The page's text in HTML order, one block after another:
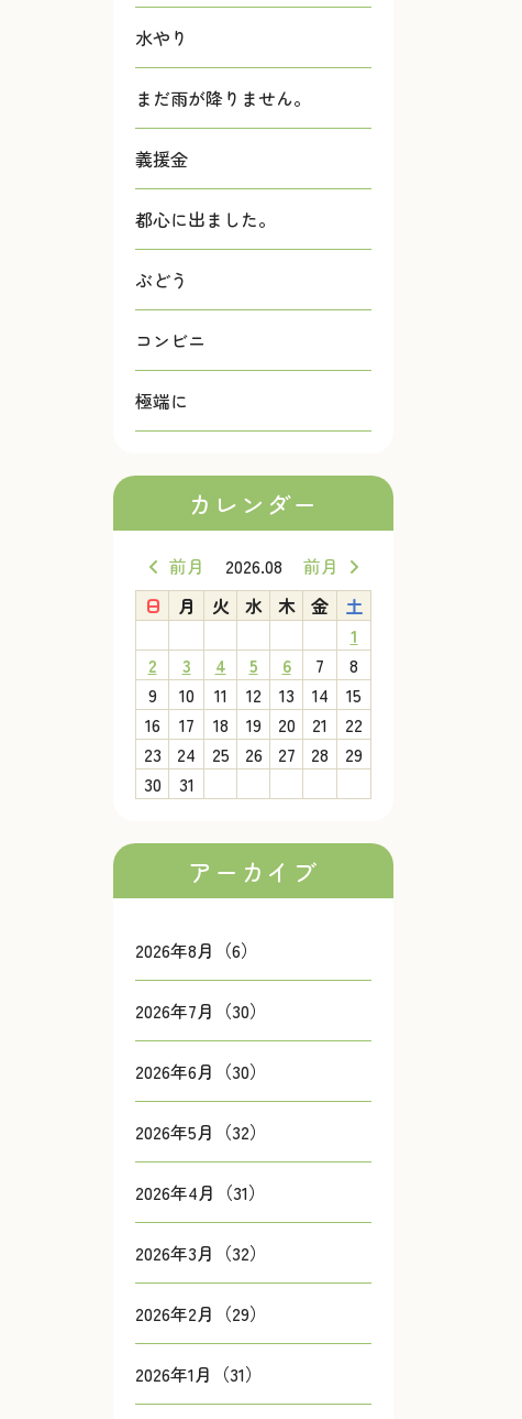
水やり
まだ雨が降りません。
義援金
都心に出ました。
ぶどう
コンビニ
極端に
カレンダー
前月 2026.08
前月
日
月 火 水 木 金
土
1
2
3 4 5 6 7
8
9
10 11 12 13 14
15
16
17 18 19 20 21
22
23
24 25 26 27 28
29
30
31
アーカイブ
2026年8月（6）
2026年7月（30）
2026年6月（30）
2026年5月（32）
2026年4月（31）
2026年3月（32）
2026年2月（29）
2026年1月（31）